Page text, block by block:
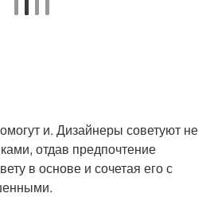
и. Дизайнеры советуют не
отдав предпочтение
в основе и сочетая его с